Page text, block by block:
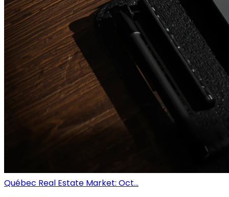
Québec Real Estate Market: Oct...